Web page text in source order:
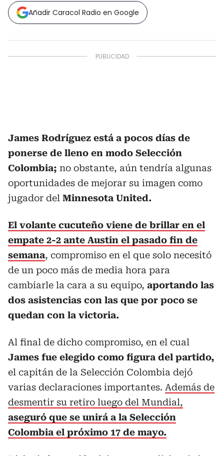
Añadir Caracol Radio en Google
James Rodríguez está a pocos días de
ponerse de lleno en modo Selección
Colombia; no obstante, aún tendría algunas
oportunidades de mejorar su imagen como
jugador del Minnesota United.
El volante cucuteño viene de brillar en el
empate 2-2 ante Austin el pasado fin de
semana, compromiso en el que solo necesitó
de un poco más de media hora para
cambiarle la cara a su equipo, aportando las
dos asistencias con las que por poco se
quedan con la victoria.
Al final de dicho compromiso, en el cual
James fue elegido como figura del partido,
el capitán de la Selección Colombia dejó
varias declaraciones importantes. Además de
desmentir su retiro luego del Mundial,
aseguró que se unirá a la Selección
Colombia el próximo 17 de mayo.